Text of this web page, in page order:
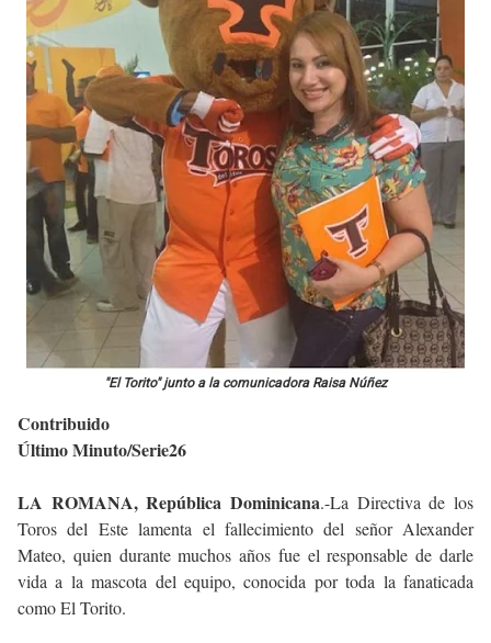
"El Torito" junto a la comunicadora Raisa Núñez
Contribuido
Último Minuto/Serie26
LA ROMANA, República Dominicana.-La Directiva de los
Toros del Este lamenta el fallecimiento del señor Alexander
Mateo, quien durante muchos años fue el responsable de darle
vida a la mascota del equipo, conocida por toda la fanaticada
como El Torito.